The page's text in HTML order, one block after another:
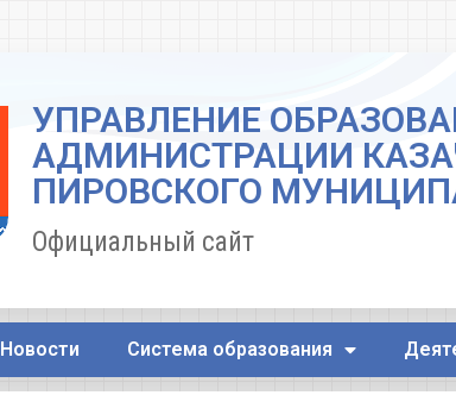
УПРАВЛЕНИЕ
АДМИНИСТРАЦИИ
ПИРОВСКОГО
Официальный сайт
Новости Система образования